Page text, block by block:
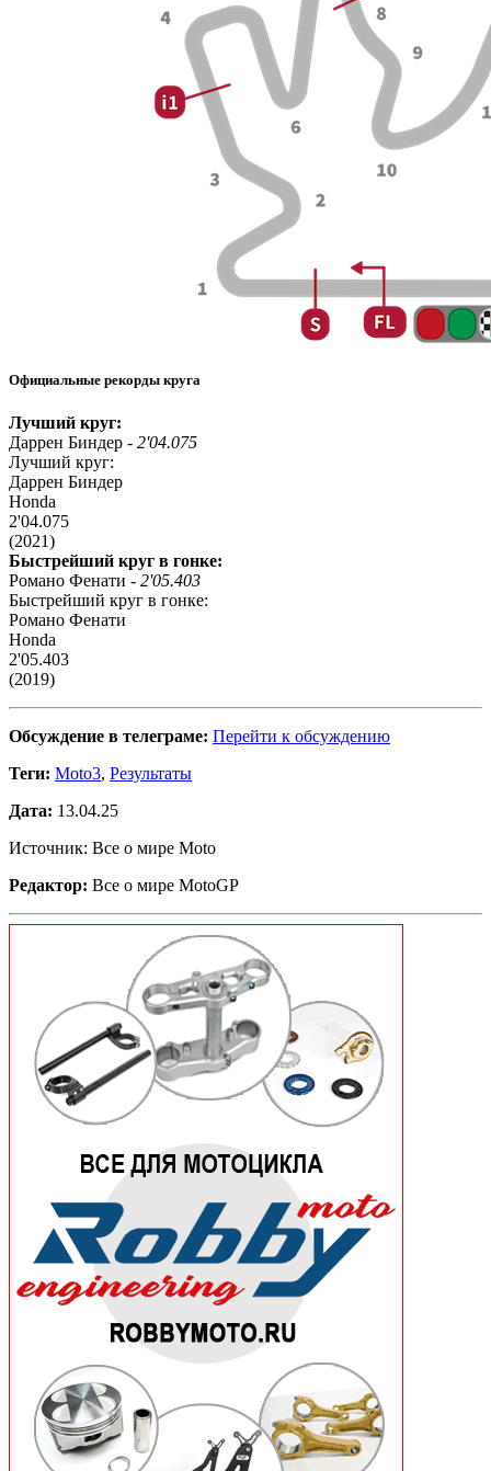
Официальные рекорды круга
Лучший круг:
Даррен Биндер - 2'04.075
Лучший круг:
Даррен Биндер
Honda
2'04.075
(2021)
Быстрейший круг в гонке:
Романо Фенати - 2'05.403
Быстрейший круг в гонке:
Романо Фенати
Honda
2'05.403
(2019)
Обсуждение в телеграме: Перейти к обсуждению
Теги: Moto3, Результаты
Дата: 13.04.25
Источник: Все о мире Moto
Редактор: Все о мире MotoGP